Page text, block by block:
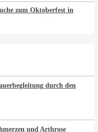
zum Oktoberfest in
durch den
und Arthrose